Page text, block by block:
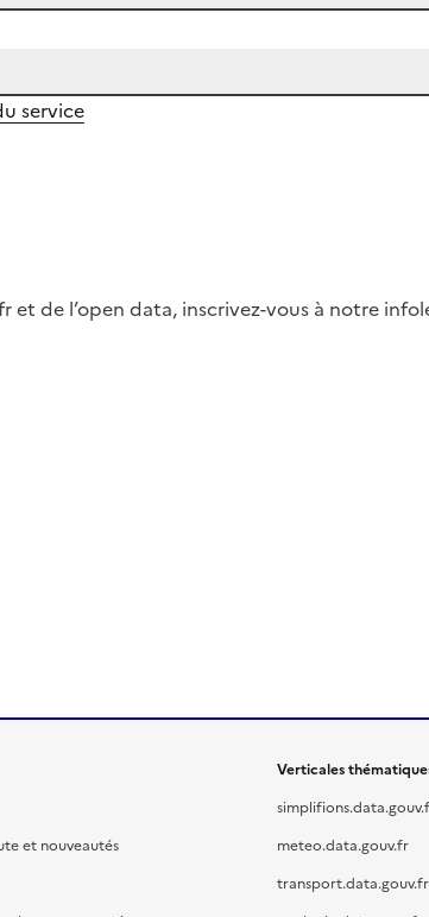
service
et de l’open data, inscrivez-vous à notre
et nouveautés
Verticales
meteo.data.gouv.fr
transport.data.gouv.fr